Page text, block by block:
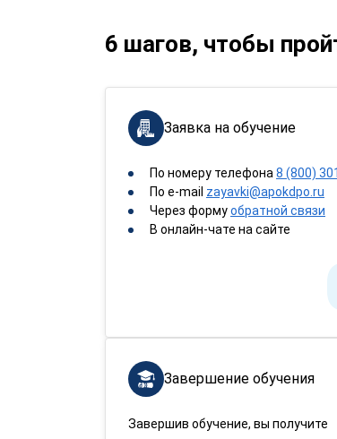
6 шагов, чтобы
Заявка на обучение
По номеру телефона 8 (800)
По e-mail zayavki@apokdpo.ru
Через формуобратной связи
В онлайн-чате на сайте
Завершение обучения
Завершив обучение, вы получите